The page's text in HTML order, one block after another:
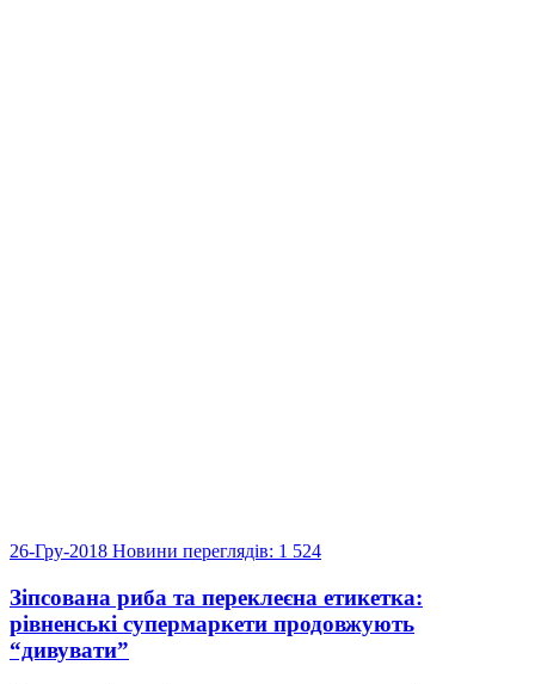
26-Гру-2018 Новини переглядів: 1 524
Зіпсована риба та переклеєна етикетка:
рівненські супермаркети продовжують
“дивувати”